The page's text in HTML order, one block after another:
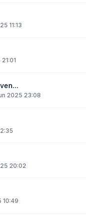
11:13
2025 23:08
20:02
10:49